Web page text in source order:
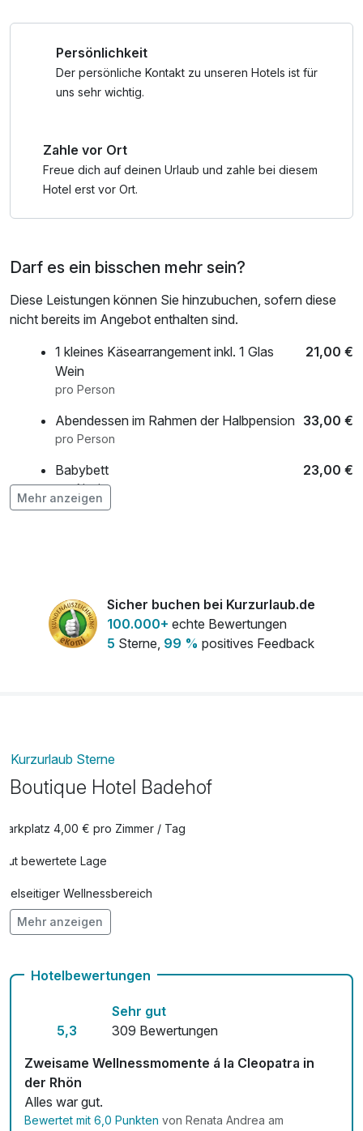
Persönlichkeit
Der persönliche Kontakt zu unseren Hotels ist für
uns sehr wichtig.
Zahle vor Ort
Freue dich auf deinen Urlaub und zahle bei diesem
Hotel erst vor Ort.
Darf es ein bisschen mehr sein?
Diese Leistungen können Sie hinzubuchen, sofern diese
nicht bereits im Angebot enthalten sind.
1 kleines Käsearrangement inkl. 1 Glas
Wein
21,00 €
pro Person
Abendessen im Rahmen der Halbpension 33,00 €
pro Person
Babybett 23,00 €
pro Nacht
pro Stück
Obstkorb 17,00 €
Mehr anzeigen
Sicher buchen bei Kurzurlaub.de
100.000+ echte Bewertungen
5 Sterne, 99 % positives Feedback
Kurzurlaub Sterne
Boutique Hotel Badehof
Parkplatz 4,00 € pro Zimmer / Tag
Gut bewertete Lage
Vielseitiger Wellnessbereich
Hunde im Hotel erlaubt für 15,00 € pro Zimmer / Tag
Kostenloses W-LAN
Mit Hotelbar
Mehr anzeigen
Hotelbewertungen
5,3
Sehr gut
309 Bewertungen
Zweisame Wellnessmomente á la Cleopatra in
der Rhön
Alles war gut.
Bewertet mit 6,0 Punkten von Renata Andrea am